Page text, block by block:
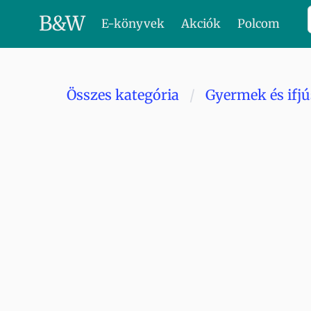
B&W E-könyvek Akciók Polcom
Összes kategória Gyermek és